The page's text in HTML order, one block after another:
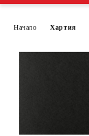
Начало Хартия